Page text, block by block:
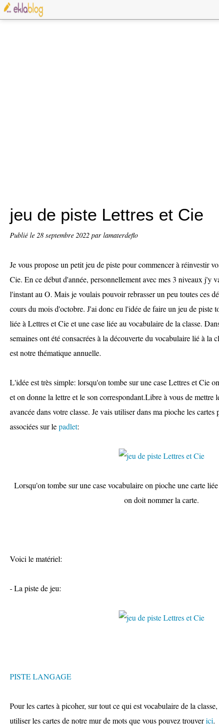
jeu de piste Lettres et Cie
Publié le 28 septembre 2022 par lamaterdeflo
Je vous propose un petit jeu de piste pour commencer à réinvestir
Cie. En ce début d'année, personnellement avec mes 3 niveaux j'y
l'instant au O. Mais je voulais pouvoir rebrasser un peu toutes ces
cours du mois d'octobre. J'ai donc eu l'idée de faire un jeu de piste
liée à Lettres et Cie et une case liée au vocabulaire de la classe.
semaines ont été consacrées à la découverte du vocabulaire lié à la
est notre thématique annuelle.
L'idée est très simple: lorsqu'on tombe sur une case Lettres et Cie
et on donne la lettre et le son correspondant.Libre à vous de mettre
avancée dans votre classe. Je vais utiliser dans ma pioche les cartes
associées sur lepadlet:
Lorsqu'on tombe sur une case vocabulaire on pioche une carte
on doit nommer la carte.
Voici le matériel:
- La piste de jeu:
PISTE LANGAGE
Pour les cartes à picoher, sur tout ce qui est vocabulaire de la
utiliser les cartes de notre mur de mots que vous pouvez trouverici.